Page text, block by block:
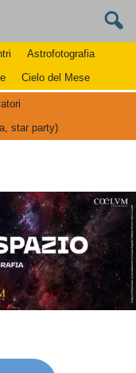
Astrofotografia
Cielo del Mese
star party)